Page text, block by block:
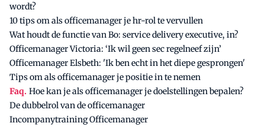
wordt?
10 tips om als officemanager je hr-rol te vervullen
Wat houdt de functie van Bo: service delivery executive, in?
Officemanager Victoria: ‘Ik wil geen sec regelneef zijn’
Officemanager Elsbeth: 'Ik ben echt in het diepe gesprongen'
Tips om als officemanager je positie in te nemen
Faq. Hoe kan je als officemanager je doelstellingen bepalen?
De dubbelrol van de officemanager
Incompanytraining Officemanager